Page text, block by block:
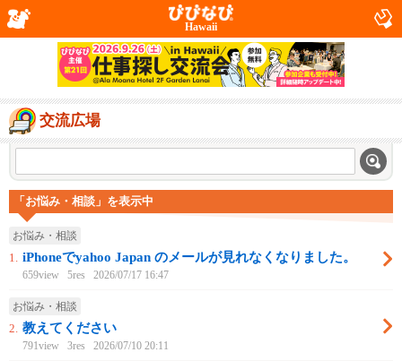
Hawaii
交流広場
「お悩み・相談」を表示中
お悩み・相談
1. iPhoneでyahoo Japan のメールが見れなくなりました。
659view 5res 2026/07/17 16:47
お悩み・相談
2. 教えてください
791view 3res 2026/07/10 20:11